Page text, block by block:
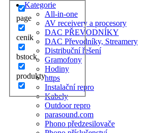
page
cenik
bstock
produkty
Kategorie
All-in-one
AV receivery a procesory
DAC PŘEVODNÍKY
DAC Převodníky, Streamery
Distribuční řešení
Gramofony
Hodiny
https
Instalační repro
Kabely
Outdoor repro
parasound.com
Phono předzesilovače